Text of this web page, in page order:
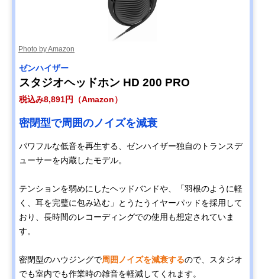
Photo by Amazon
ゼンハイザー
スタジオヘッドホン HD 200 PRO
税込み8,891円（Amazon）
密閉型で周囲のノイズを減衰
パワフルな低音を再生する、ゼンハイザー独自のトランスデ
ューサーを内蔵したモデル。
テンションを弱めにしたヘッドバンドや、「羽根のように軽
く、耳を完璧に包み込む」とうたうイヤーパッドを採用して
おり、長時間のレコーディングでの使用も想定されていま
す。
密閉型のハウジングで周囲ノイズを減衰するので、スタジオ
でも室内でも作業時の雑音を軽減してくれます。